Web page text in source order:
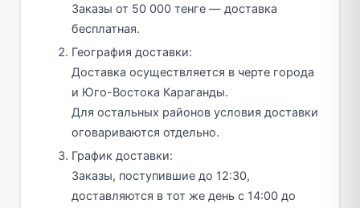
Заказы от 50 000 тенге — доставка
бесплатная.
География доставки:
Доставка осуществляется в черте города
и Юго-Востока Караганды.
Для остальных районов условия доставки
оговариваются отдельно.
График доставки:
Заказы, поступившие до 12:30,
доставляются в тот же день с 14:00 до